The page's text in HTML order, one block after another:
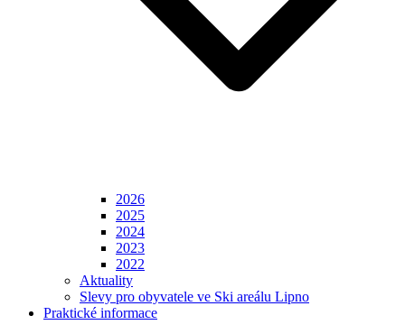
2026
2025
2024
2023
2022
Aktuality
Slevy pro obyvatele ve Ski areálu Lipno
Praktické informace